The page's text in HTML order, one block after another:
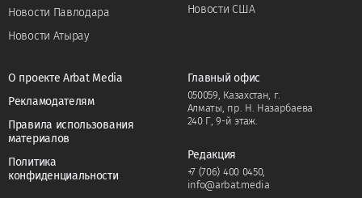
Новости Павлодара
Новости Атырау
Новости США
О проекте Arbat Media
Рекламодателям
Правила использования
материалов
Политика
конфиденциальности
Главный офис
050059, Казахстан, г.
Алматы, пр. Н. Назарбаева
240 Г, 9-й этаж.
Редакция
+7 (706) 400 0450,
info@arbat.media